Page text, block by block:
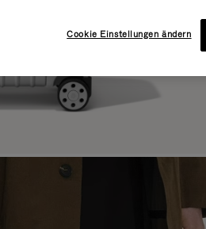
Cookie Einstellungen ändern